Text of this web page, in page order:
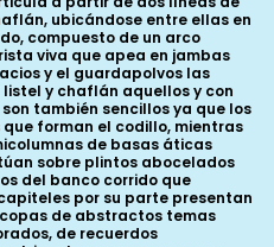
ubicándose entre ellas en
compuesto de un arco
viva que apea en jambas
y el guardapolvos las
y chaflán aquellos y con
también sencillos ya que los
forman el codillo, mientras
de basas áticas
sobre plintos abocelados
del banco corrido que
por su parte presentan
de abstractos temas
de recuerdos